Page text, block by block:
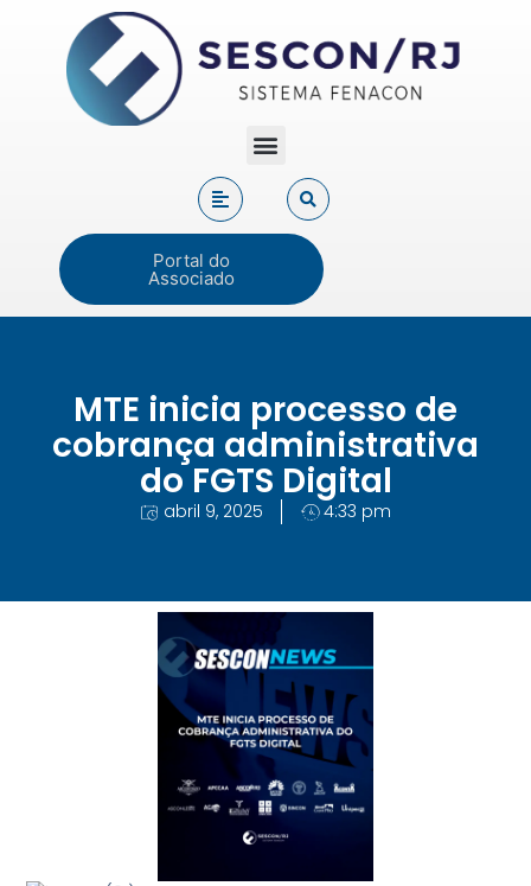
Portal do
Associado
MTE inicia processo de
cobrança administrativa
do FGTS Digital
abril 9, 2025 4:33 pm